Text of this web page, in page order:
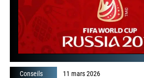
Conseils 11 mars 2026